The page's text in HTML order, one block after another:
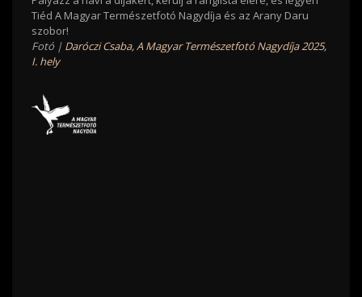
Tiéd A Magyar Természetfotó Nagydíja és az Arany Daru
szobor!
Fotó | Daróczi Csaba, A Magyar Természetfotó Nagydíja 2025,
I. hely